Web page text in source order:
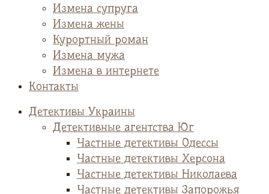
Измена супруга
Измена жены
Курортный роман
Измена мужа
Измена в интернете
Контакты
Детективы Украины
Детективные агентства Юг
Частные детективы Одессы
Частные детективы Херсона
Частные детективы Николаева
Частные детективы Запорожья